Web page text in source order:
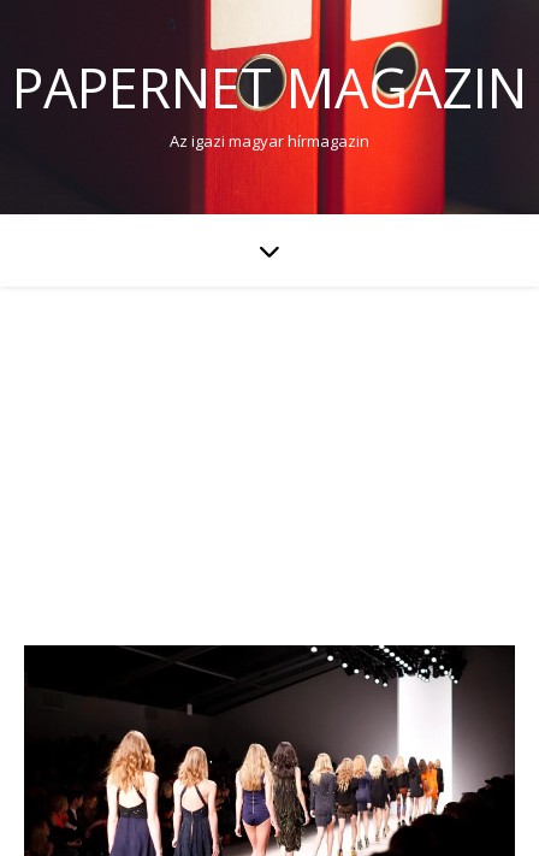
PAPERNET MAGAZIN
Az igazi magyar hírmagazin